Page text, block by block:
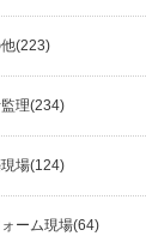
(223)
理(234)
場(124)
ォーム現場(64)